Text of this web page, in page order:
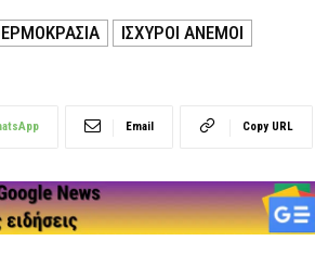
ΙΣΧΥΡΟΙ ΑΝΕΜΟΙ
Email Copy URL